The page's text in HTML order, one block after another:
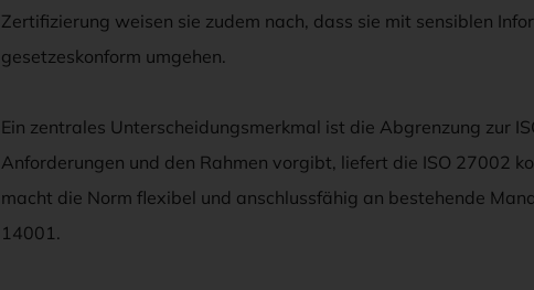
Zertifizierung weisen sie zudem nach, dass sie mit sensiblen
gesetzeskonform umgehen.
Ein zentrales Unterscheidungsmerkmal ist die Abgrenzung zur
Anforderungen und den Rahmen vorgibt, liefert die ISO 27002
macht die Norm flexibel und anschlussfähig an bestehende
14001.